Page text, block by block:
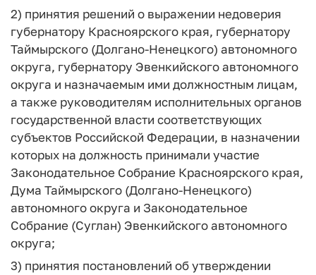
2) принятия решений о выражении недоверия
губернатору Красноярского края, губернатору
Таймырского (Долгано-Ненецкого) автономного
округа, губернатору Эвенкийского автономного
округа и назначаемым ими должностным лицам,
а также руководителям исполнительных органов
государственной власти соответствующих
субъектов Российской Федерации, в назначении
которых на должность принимали участие
Законодательное Собрание Красноярского края,
Дума Таймырского (Долгано-Ненецкого)
автономного округа и Законодательное
Собрание (Суглан) Эвенкийского автономного
округа;
3) принятия постановлений об утверждении